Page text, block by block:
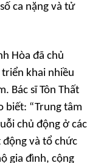
ca nặng và tử
Hòa đã chủ
khai nhiều
Bác sĩ Tôn Thất
biết: “Trung tâm
chủ động ở các
động và tổ chức
gia đình, cộng